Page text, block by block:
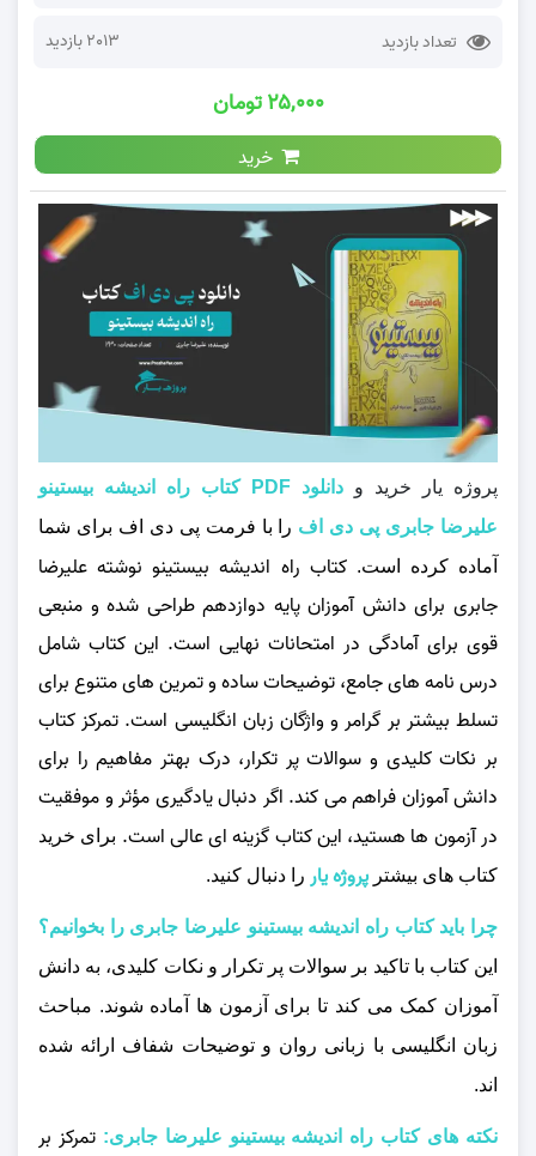
تعداد بازدید 2013 بازدید
۲۵,۰۰۰ تومان
خرید
پروژه یار خرید و
دانلود PDF کتاب راه اندیشه بیستینو
علیرضا جابری پی دی اف را با فرمت پی دی اف برای شما
آماده کرده است.کتاب راه اندیشه بیستینونوشته علیرضا
جابری برای دانش‌ آموزان پایه دوازدهم طراحی شده و منبعی
قوی برای آمادگی در امتحانات نهایی است. این کتاب شامل
درس نامه‌ های جامع، توضیحات ساده و تمرین‌ های متنوع برای
تسلط بیشتر بر گرامر و واژگان زبان انگلیسی است. تمرکز کتاب
بر نکات کلیدی و سوالات پر تکرار، درک بهتر مفاهیم را برای
دانش‌ آموزان فراهم می‌ کند. اگر دنبال یادگیری مؤثر و موفقیت
در آزمون‌ ها هستید، این کتاب گزینه‌ ای عالی است. برای خرید
کتاب های بیشتر پروژه یار را دنبال کنید.
چرا باید کتاب راه اندیشه بیستینو علیرضا جابری را بخوانیم؟
این کتاب با تاکید بر سوالات پر تکرار و نکات کلیدی، به دانش‌
آموزان کمک می‌ کند تا برای آزمون‌ ها آماده شوند. مباحث
زبان انگلیسی با زبانی روان و توضیحات شفاف ارائه شده‌
اند.
نکته های کتاب راه اندیشه بیستینو علیرضا جابری: تمرکز بر